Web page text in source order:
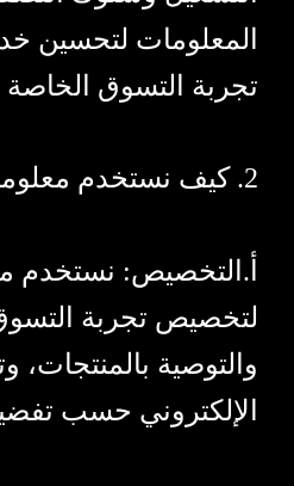
المعلومات لتحسين
تجربة التسوق
2. كيف نستخدم معلوماتك
أ.التخصيص: نستخدم
لتخصيص تجربة
والتوصية بالمنتجات،
الإلكتروني حسب